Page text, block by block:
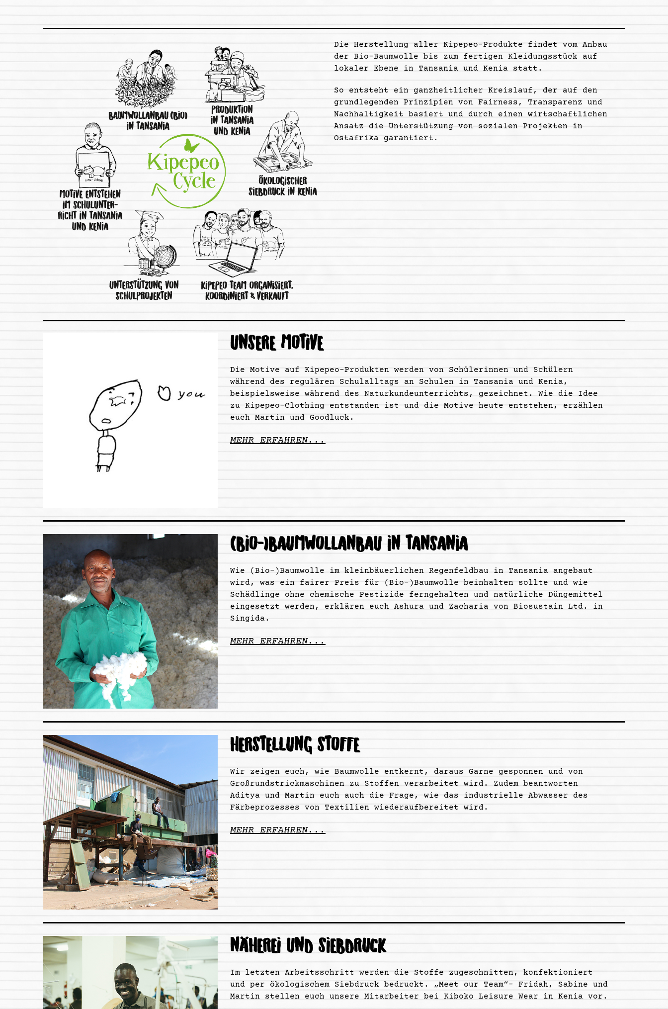
Die Herstellung aller Kipepeo-Produkte findet vom Anbau
der Bio-Baumwolle bis zum fertigen Kleidungsstück auf
lokaler Ebene in Tansania und Kenia statt.
So entsteht ein ganzheitlicher Kreislauf, der auf den
grundlegenden Prinzipien von Fairness, Transparenz und
Nachhaltigkeit basiert und durch einen wirtschaftlichen
Ansatz die Unterstützung von sozialen Projekten in
Ostafrika garantiert.
UNSERE MOTIVE
Die Motive auf Kipepeo-Produkten werden von Schülerinnen und Schülern
während des regulären Schulalltags an Schulen in Tansania und Kenia,
beispielsweise während des Naturkundeunterrichts, gezeichnet. Wie die Idee
zu Kipepeo-Clothing entstanden ist und die Motive heute entstehen, erzählen
euch Martin und Goodluck.
MEHR ERFAHREN...
(BIO-)BAUMWOLLANBAU IN TANSANIA
Wie (Bio-)Baumwolle im kleinbäuerlichen Regenfeldbau in Tansania angebaut
wird, was ein fairer Preis für (Bio-)Baumwolle beinhalten sollte und wie
Schädlinge ohne chemische Pestizide ferngehalten und natürliche Düngemittel
eingesetzt werden, erklären euch Ashura und Zacharia von Biosustain Ltd. in
Singida.
MEHR ERFAHREN...
HERSTELLUNG STOFFE
Wir zeigen euch, wie Baumwolle entkernt, daraus Garne gesponnen und von
Großrundstrickmaschinen zu Stoffen verarbeitet wird. Zudem beantworten
Aditya und Martin euch auch die Frage, wie das industrielle Abwasser des
Färbeprozesses von Textilien wiederaufbereitet wird.
MEHR ERFAHREN...
NÄHEREI UND SIEBDRUCK
Im letzten Arbeitsschritt werden die Stoffe zugeschnitten, konfektioniert
und per ökologischem Siebdruck bedruckt. „Meet our Team“- Fridah, Sabine und
Martin stellen euch unsere Mitarbeiter bei Kiboko Leisure Wear in Kenia vor.